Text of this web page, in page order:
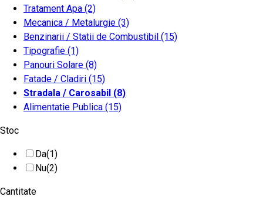
Tratament Apa (2)
Mecanica / Metalurgie (3)
Benzinarii / Statii de Combustibil (15)
Tipografie (1)
Panouri Solare (8)
Fatade / Cladiri (15)
Stradala / Carosabil (8)
Alimentatie Publica (15)
Stoc
Da(1)
Nu(2)
Cantitate